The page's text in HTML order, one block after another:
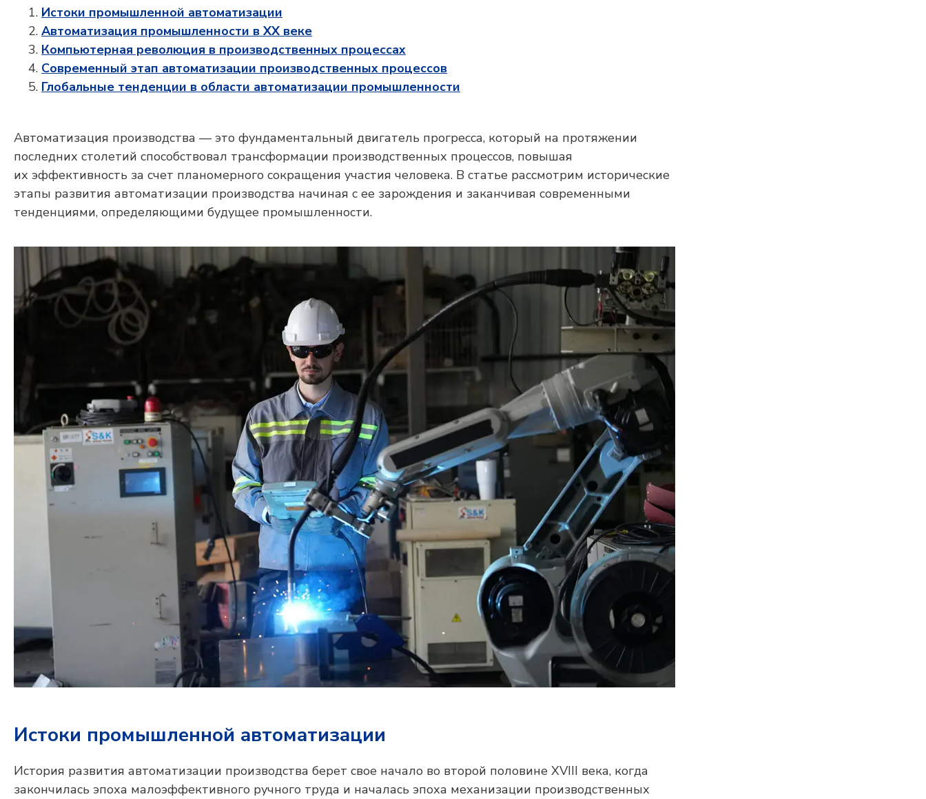
Истоки промышленной автоматизации
Автоматизация промышленности в XX веке
Компьютерная революция в производственных процессах
Современный этап автоматизации производственных процессов
Глобальные тенденции в области автоматизации промышленности
Автоматизация производства — это фундаментальный двигатель прогресса, который на протяжении
последних столетий способствовал трансформации производственных процессов, повышая
их эффективность за счет планомерного сокращения участия человека. В статье рассмотрим исторические
этапы развития автоматизации производства начиная с ее зарождения и заканчивая современными
тенденциями, определяющими будущее промышленности.
Истоки промышленной автоматизации
История развития автоматизации производства берет свое начало во второй половине XVIII века, когда
закончилась эпоха малоэффективного ручного труда и началась эпоха механизации производственных